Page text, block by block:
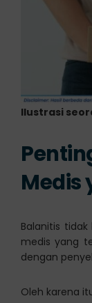
Ilustrasi
Medis
Balanitis
medis yang
dengan
Oleh karena